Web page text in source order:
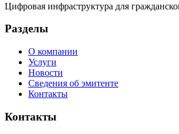
Цифровая инфраструктура для
Разделы
О компании
Услуги
Новости
Сведения об эмитенте
Контакты
Контакты